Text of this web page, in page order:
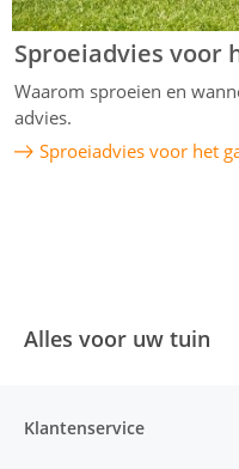
Sproeiadvies voor
Waarom sproeien en
advies.
Sproeiadvies voor het
Alles voor uw tuin
Klantenservice